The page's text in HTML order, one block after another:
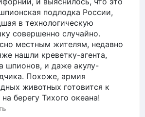
подлодка России,
в технологическую
совершенно случайно.
местным жителям, недавно
нашли креветку-агента,
шпионов, и даже акулу-
Похоже, армия
животных готовится к
берегу Тихого океана!